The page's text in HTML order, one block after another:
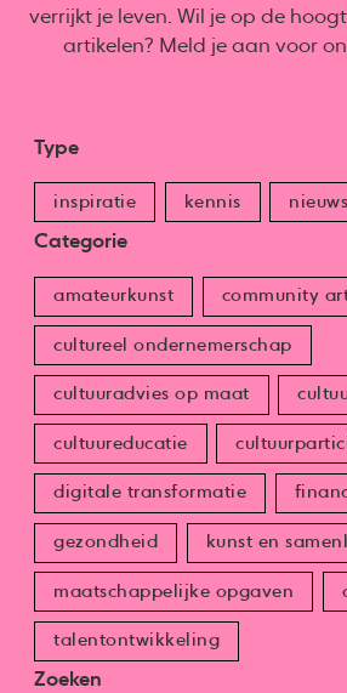
verrijkt je leven. Wil je op de
artikelen? Meld je aan voor
Type
inspiratie kennis nieuws
Categorie
amateurkunst community
cultureel ondernemerschap
cultuuradvies op maat
cultuureducatie
digitale transformatie
gezondheid kunst en
maatschappelijke opgaven
talentontwikkeling
Zoeken